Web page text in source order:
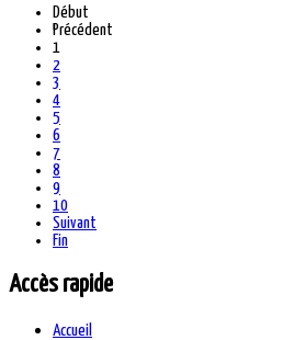
Début
Précédent
1
2
3
4
5
6
7
8
9
10
Suivant
Fin
Accès rapide
Accueil